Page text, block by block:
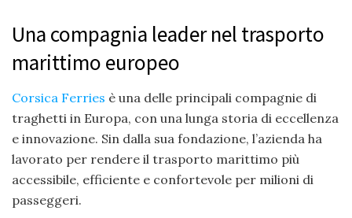
Una compagnia leader nel trasporto
marittimo europeo
Corsica Ferries è una delle principali compagnie di
traghetti in Europa, con una lunga storia di eccellenza
e innovazione. Sin dalla sua fondazione, l’azienda ha
lavorato per rendere il trasporto marittimo più
accessibile, efficiente e confortevole per milioni di
passeggeri.